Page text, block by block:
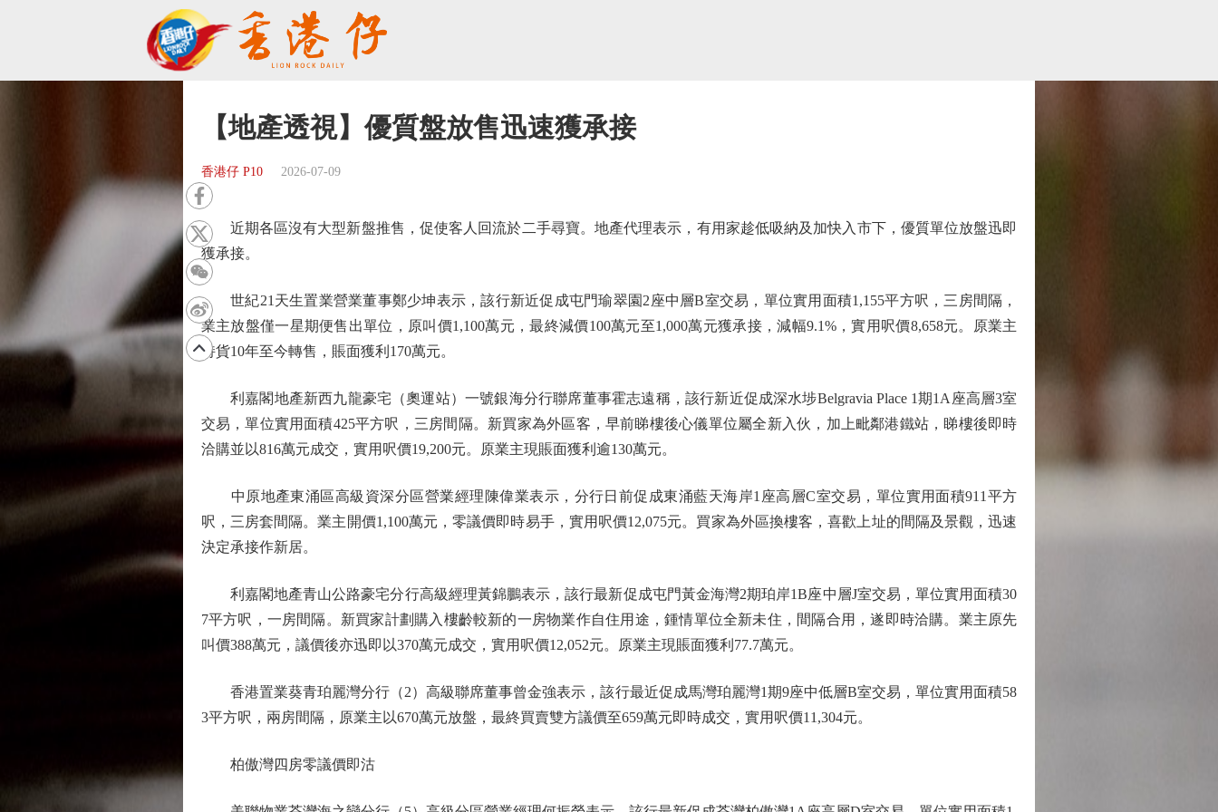
【地產透視】優質盤放售迅速獲承接
香港仔 P10 2026-07-09
近期各區沒有大型新盤推售，促使客人回流於二手尋寶。地產代理表示，有用家趁低吸納及加快入市下，優質單位放盤迅即
獲承接。
世紀21天生置業營業董事鄭少坤表示，該行新近促成屯門瑜翠園2座中層B室交易，單位實用面積1,155平方呎，三房間隔，
業主放盤僅一星期便售出單位，原叫價1,100萬元，最終減價100萬元至1,000萬元獲承接，減幅9.1%，實用呎價8,658元。原業主
持貨10年至今轉售，賬面獲利170萬元。
利嘉閣地產新西九龍豪宅（奧運站）一號銀海分行聯席董事霍志遠稱，該行新近促成深水埗Belgravia Place 1期1A座高層3室
交易，單位實用面積425平方呎，三房間隔。新買家為外區客，早前睇樓後心儀單位屬全新入伙，加上毗鄰港鐵站，睇樓後即時
洽購並以816萬元成交，實用呎價19,200元。原業主現賬面獲利逾130萬元。
中原地產東涌區高級資深分區營業經理陳偉業表示，分行日前促成東涌藍天海岸1座高層C室交易，單位實用面積911平方
呎，三房套間隔。業主開價1,100萬元，零議價即時易手，實用呎價12,075元。買家為外區換樓客，喜歡上址的間隔及景觀，迅速
決定承接作新居。
利嘉閣地產青山公路豪宅分行高級經理黃錦鵬表示，該行最新促成屯門黃金海灣2期珀岸1B座中層J室交易，單位實用面積30
7平方呎，一房間隔。新買家計劃購入樓齡較新的一房物業作自住用途，鍾情單位全新未住，間隔合用，遂即時洽購。業主原先
叫價388萬元，議價後亦迅即以370萬元成交，實用呎價12,052元。原業主現賬面獲利77.7萬元。
香港置業葵青珀麗灣分行（2）高級聯席董事曾金強表示，該行最近促成馬灣珀麗灣1期9座中低層B室交易，單位實用面積58
3平方呎，兩房間隔，原業主以670萬元放盤，最終買賣雙方議價至659萬元即時成交，實用呎價11,304元。
柏傲灣四房零議價即沽